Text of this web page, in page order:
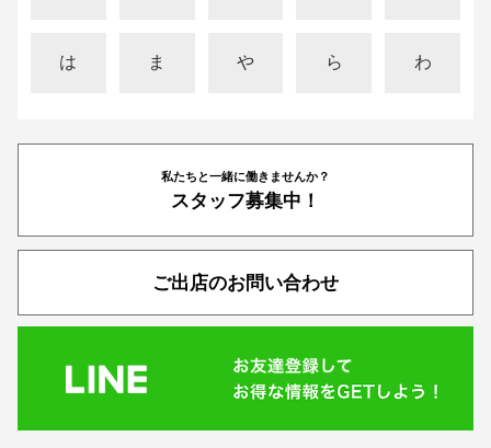
は ま や ら わ
私たちと一緒に働きませんか？
スタッフ募集中！
ご出店のお問い合わせ